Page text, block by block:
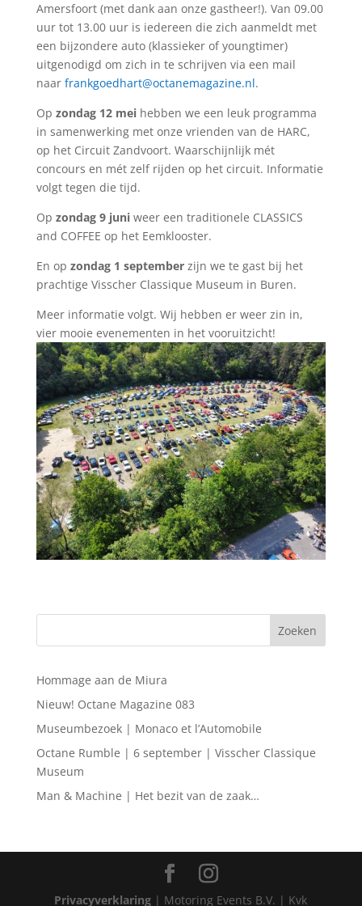
Amersfoort (met dank aan onze gastheer!). Van 09.00
uur tot 13.00 uur is iedereen die zich aanmeldt met
een bijzondere auto (klassieker of youngtimer)
uitgenodigd om zich in te schrijven via een mail
naar frankgoedhart@octanemagazine.nl.
Op zondag 12 meihebben we een leuk programma
in samenwerking met onze vrienden van de HARC,
op het Circuit Zandvoort. Waarschijnlijk mét
concours en mét zelf rijden op het circuit. Informatie
volgt tegen die tijd.
Op zondag 9 juniweer een traditionele CLASSICS
and COFFEE op het Eemklooster.
En op zondag 1 septemberzijn we te gast bij het
prachtige Visscher Classique Museum in Buren.
Meer informatie volgt. Wij hebben er weer zin in,
vier mooie evenementen in het vooruitzicht!
Hommage aan de Miura
Nieuw! Octane Magazine 083
Museumbezoek | Monaco et l’Automobile
Octane Rumble | 6 september | Visscher Classique
Museum
Man & Machine | Het bezit van de zaak…
Privacyverklaring | Motoring Events B.V. | Kvk